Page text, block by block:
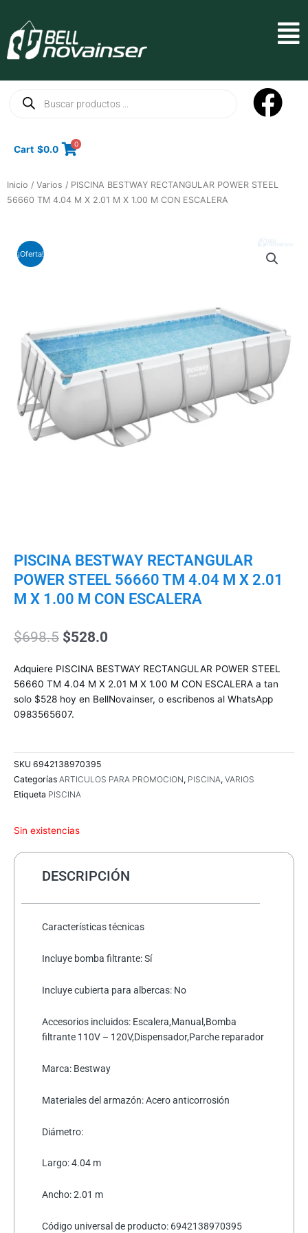
contenido
productos
Cart $0.0 0
Inicio / Varios / PISCINA BESTWAY RECTANGULAR POWER STEEL
56660 TM 4.04 M X 2.01 M X 1.00 M CON ESCALERA
¡Oferta!
PISCINA BESTWAY RECTANGULAR
POWER STEEL 56660 TM 4.04 M X 2.01
M X 1.00 M CON ESCALERA
$698.5 El
original
era:
$698.5.
$528.0
actual
es:
$528.0.
Adquiere PISCINA BESTWAY RECTANGULAR POWER STEEL
56660 TM 4.04 M X 2.01 M X 1.00 M CON ESCALERA a tan
solo $528 hoy en BellNovainser, o escribenos al WhatsApp
0983565607.
SKU 6942138970395
Categorías ARTICULOS PARA PROMOCION, PISCINA, VARIOS
Etiqueta PISCINA
Sin existencias
DESCRIPCIÓN
Características técnicas
Incluye bomba filtrante: Sí
Incluye cubierta para albercas: No
Accesorios incluidos: Escalera,Manual,Bomba
filtrante 110V – 120V,Dispensador,Parche reparador
Marca: Bestway
Materiales del armazón: Acero anticorrosión
Diámetro:
Largo: 4.04 m
Ancho: 2.01 m
Código universal de producto: 6942138970395